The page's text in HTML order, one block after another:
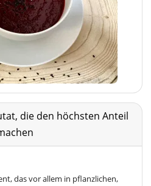
die den höchsten Anteil
das vor allem in pflanzlichen,